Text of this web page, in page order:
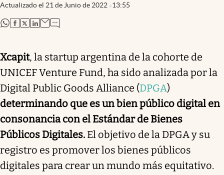
Actualizado el 21 de Junio de 2022 13:55
abre en nueva pestaña
abre en nueva pestaña
abre en nueva pestaña
abre en nueva pestaña
Xcapit, la startup argentina de la cohorte de
UNICEF Venture Fund, ha sido analizada por la
Digital Public Goods Alliance (DPGA)
determinando que es un bien público digital en
consonancia con el Estándar de Bienes
Públicos Digitales. El objetivo de la DPGA y su
registro es promover los bienes públicos
digitales para crear un mundo más equitativo.